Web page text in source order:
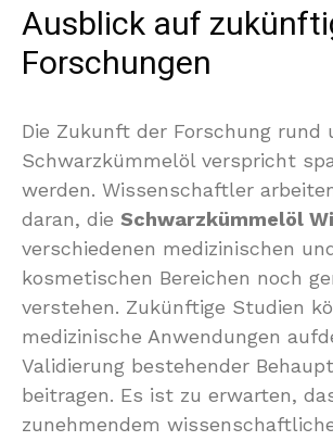
Ausblick auf
Forschungen
Die Zukunft der Forschung rund
Schwarzkümmelöl verspricht
werden. Wissenschaftler
daran, die Schwarzkümmelöl
verschiedenen medizinischen
kosmetischen Bereichen noch
verstehen. Zukünftige Studien
medizinische Anwendungen
Validierung bestehender
beitragen. Es ist zu erwarten,
zunehmendem